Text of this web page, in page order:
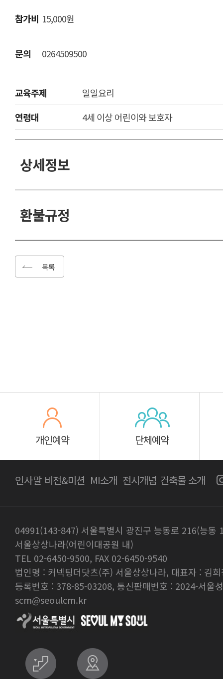
참가비 15,000원
문의 0264509500
교육주제
일일요리
연령대
4세 이상 어린이와 보호자
상세정보
환불규정
목록
개인예약 단체예약
인사말 비전&미션 MI소개 전시개념 건축물 소개
04991(143-847) 서울특별시 광진구 능동로 216(능동
서울상상나라(어린이대공원 내)
TEL 02-6450-9500, FAX 02-6450-9540
법인명 : 커넥팅더닷츠(주) 서울상상나라, 대표자 : 김
등록번호 : 378-85-03208, 통신판매번호 : 2024-서울
scm@seoulcm.kr